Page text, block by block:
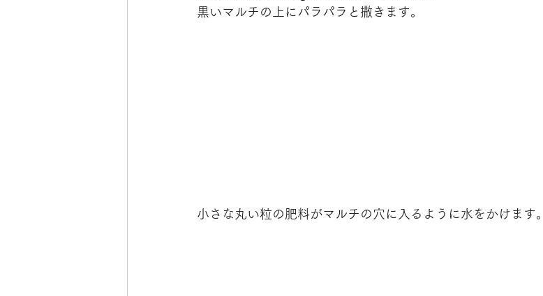
黒いマルチの上にパラパラと撒きます。
小さな丸い粒の肥料がマルチの穴に入るように水をかけます。